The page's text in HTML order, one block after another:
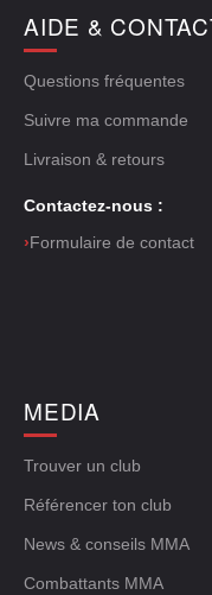
AIDE &
Questions fréquentes
Suivre ma commande
Livraison & retours
Contactez-nous :
›Formulaire de contact
MEDIA
Trouver un club
Référencer ton club
News & conseils MMA
Combattants MMA